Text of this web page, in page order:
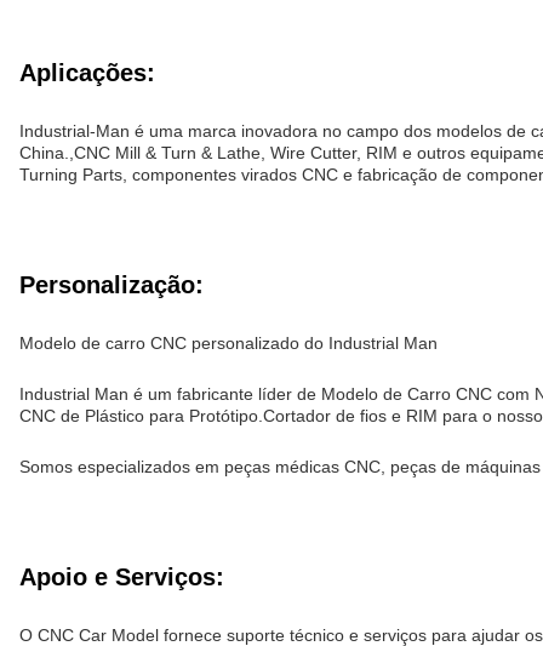
Aplicações:
Industrial-Man é uma marca inovadora no campo dos modelos de
China.,CNC Mill & Turn & Lathe, Wire Cutter, RIM e outros
Turning Parts, componentes virados CNC e fabricação de
Personalização:
Modelo de carro CNC personalizado do Industrial Man
Industrial Man é um fabricante líder de Modelo de Carro CNC
CNC de Plástico para Protótipo.Cortador de fios e RIM para o
Somos especializados em peças médicas CNC, peças de
Apoio e Serviços:
O CNC Car Model fornece suporte técnico e serviços para ajudar